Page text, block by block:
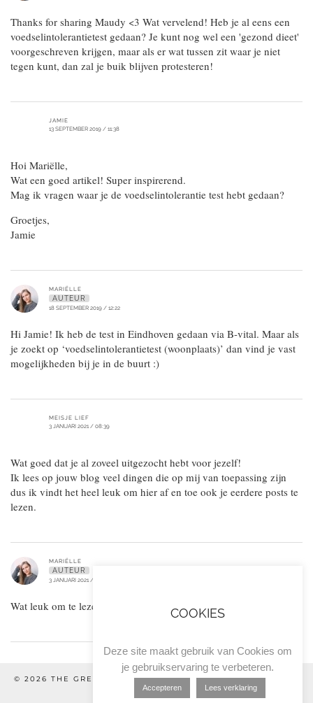
Thanks for sharing Maudy <3 Wat vervelend! Heb je al eens een
voedselintolerantietest gedaan? Je kunt nog wel een 'gezond dieet'
voorgeschreven krijgen, maar als er wat tussen zit waar je niet
tegen kunt, dan zal je buik blijven protesteren!
JAMIE
13 SEPTEMBER 2019 / 11:38
Hoi Mariëlle,
Wat een goed artikel! Super inspirerend.
Mag ik vragen waar je de voedselintolerantie test hebt gedaan?
Groetjes,
Jamie
MARIËLLE
AUTEUR
18 SEPTEMBER 2019 / 12:22
Hi Jamie! Ik heb de test in Eindhoven gedaan via B-vital. Maar als
je zoekt op ‘voedselintolerantietest (woonplaats)’ dan vind je vast
mogelijkheden bij je in de buurt :)
MEISJE LIEF
3 JANUARI 2021 / 08:39
Wat goed dat je al zoveel uitgezocht hebt voor jezelf!
Ik lees op jouw blog veel dingen die op mij van toepassing zijn
dus ik vindt het heel leuk om hier af en toe ook je eerdere posts te
lezen.
MARIËLLE
AUTEUR
3 JANUARI 2021 / 15:30
Wat leuk om te lezen :) Ik hoop dat jij er ook mee verder kunt!
© 2026 THE GREEN GUIDE
ALGEMENE VOORWAARDEN &
PRIVACYVERKLARING
COOKIES
Deze site maakt gebruik van Cookies om
je gebruikservaring te verbeteren.
Accepteren Lees verklaring